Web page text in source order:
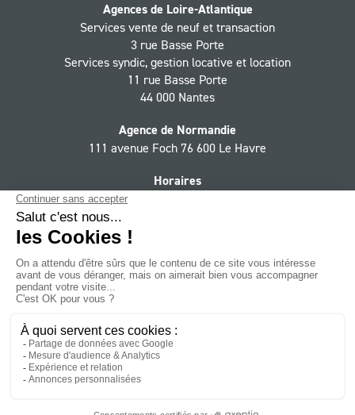
Agences de Loire-Atlantique
Services vente de neuf et transaction
3 rue Basse Porte
Services syndic, gestion locative et location
11 rue Basse Porte
44 000 Nantes
Agence de Normandie
111 avenue Foch 76 600 Le Havre
Horaires
Du lundi au jeudi 9h - 12h30, 13h30 - 18h,
le vendredi 9h - 12h30, 13h30 - 17h
Suivez le Groupe CIF sur :
Facebook
NEWSLETTER
Mentions légales Contact